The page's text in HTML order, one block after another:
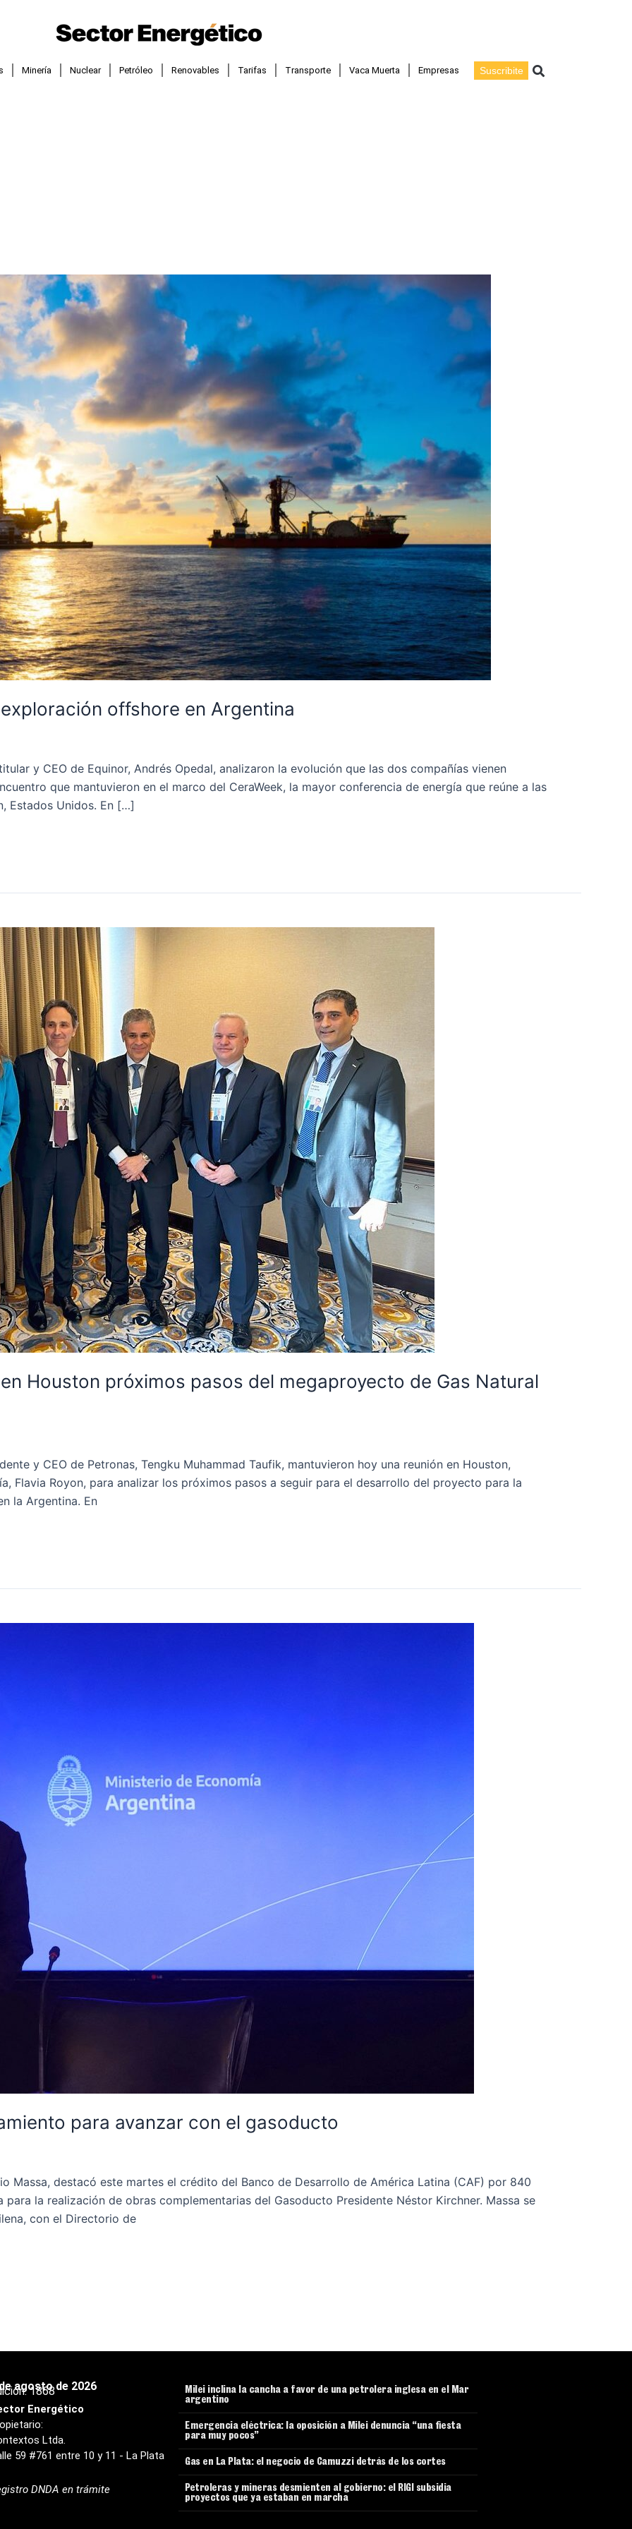
Minería Nuclear Petróleo Renovables Tarifas Transporte Vaca Muerta Empresas Suscribite Buscar
offshore en Argentina
y CEO de Equinor, Andrés Opedal, analizaron la evolución que las dos compañías vienen
que mantuvieron en el marco del CeraWeek, la mayor conferencia de energía que reúne a las
Estados Unidos. En […]
Houston próximos pasos del megaproyecto de Gas Natural
y CEO de Petronas, Tengku Muhammad Taufik, mantuvieron hoy una reunión en Houston,
Flavia Royon, para analizar los próximos pasos a seguir para el desarrollo del proyecto para la
la Argentina. En
para avanzar con el gasoducto
Massa, destacó este martes el crédito del Banco de Desarrollo de América Latina (CAF) por 840
la realización de obras complementarias del Gasoducto Presidente Néstor Kirchner. Massa se
con el Directorio de
agosto de 2026
1868
Energético
Ltda.
59 #761 entre 10 y 11 - La Plata
DNDA en trámite
Milei inclina la cancha a favor de una petrolera inglesa en el Mar
argentino
Emergencia eléctrica: la oposición a Milei denuncia “una fiesta
para muy pocos”
Gas en La Plata: el negocio de Camuzzi detrás de los cortes
Petroleras y mineras desmienten al gobierno: el RIGI subsidia
proyectos que ya estaban en marcha